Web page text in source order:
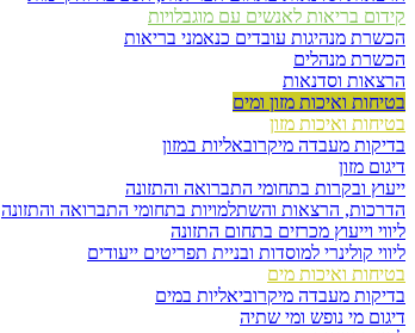
קידום בריאות לאנשים עם מוגבלויות
הכשרת מנהיגות עובדים כנאמני בריאות
הכשרת מנהלים
הרצאות וסדנאות
בטיחות ואיכות מזון ומים
בטיחות ואיכות מזון
בדיקות מעבדה מיקרובאליות במזון
דיגום מזון
ייעוץ ובקרות בתחומי התברואה והתזונה
הדרכות, הרצאות והשתלמויות בתחומי התברואה והתזונה
ליווי וייעוץ מכרזים בתחום התזונה
ליווי קולינרי למוסדות ובניית תפריטים ייעודים
בטיחות ואיכות מים
בדיקות מעבדה מיקרוביאליות במים
דיגום מי נופש ומי שתיה